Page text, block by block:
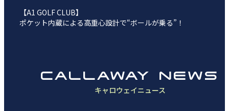
【A1 GOLF CLUB】
ポケット内蔵による高重心設計で“ボールが乗る”！
CALLAWAY NEWS
キャロウェイニュース